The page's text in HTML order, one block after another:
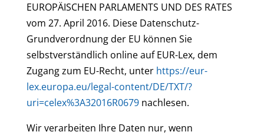
EUROPÄISCHEN PARLAMENTS UND DES RATES
vom 27. April 2016. Diese Datenschutz-
Grundverordnung der EU können Sie
selbstverständlich online auf EUR-Lex, dem
Zugang zum EU-Recht, unter https://eur-
lex.europa.eu/legal-content/DE/TXT/?
uri=celex%3A32016R0679nachlesen.
Wir verarbeiten Ihre Daten nur, wenn